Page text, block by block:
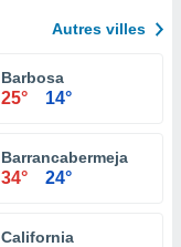
Autres villes
Barbosa
25° 14°
Barrancabermeja
34° 24°
California